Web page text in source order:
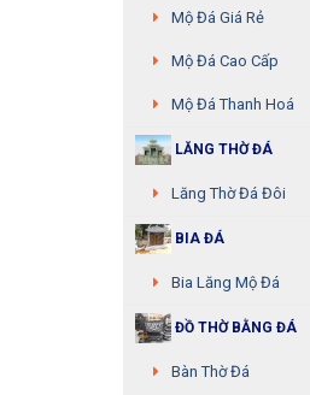
Mộ Đá Giá Rẻ
Mộ Đá Cao Cấp
Mộ Đá Thanh Hoá
LĂNG THỜ ĐÁ
Lăng Thờ Đá Đôi
BIA ĐÁ
Bia Lăng Mộ Đá
ĐỒ THỜ BẰNG ĐÁ
Bàn Thờ Đá